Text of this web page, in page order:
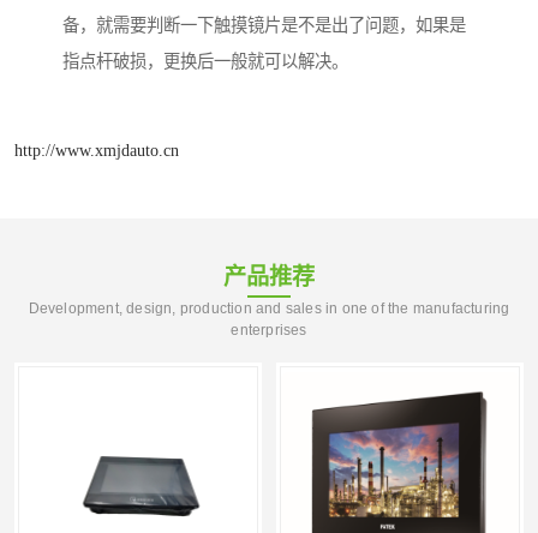
备，就需要判断一下触摸镜片是不是出了问题，如果是
指点杆破损，更换后一般就可以解决。
http://www.xmjdauto.cn
产品推荐
Development, design, production and sales in one of the manufacturing
enterprises